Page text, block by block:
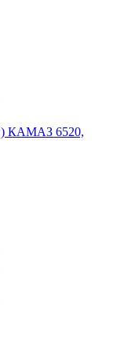
КАМАЗ 6520,